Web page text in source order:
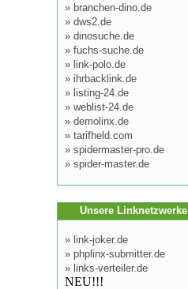
» branchen-dino.de
» dws2.de
» dinosuche.de
» fuchs-suche.de
» link-polo.de
» ihrbacklink.de
» listing-24.de
» weblist-24.de
» demolinx.de
» tarifheld.com
» spidermaster-pro.de
» spider-master.de
Unsere Linknetzwerke
» link-joker.de
» phplinx-submitter.de
» links-verteiler.de
NEU!!!